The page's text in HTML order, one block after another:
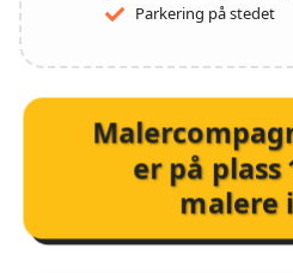
Parkering på stedet
er på plass
malere